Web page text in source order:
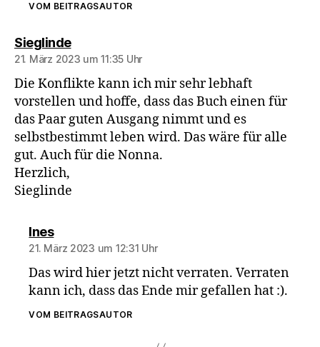
VOM BEITRAGSAUTOR
Sieglindesagt:
21. März 2023 um 11:35 Uhr
Die Konflikte kann ich mir sehr lebhaft
vorstellen und hoffe, dass das Buch einen für
das Paar guten Ausgang nimmt und es
selbstbestimmt leben wird. Das wäre für alle
gut. Auch für die Nonna.
Herzlich,
Sieglinde
Inessagt:
21. März 2023 um 12:31 Uhr
Das wird hier jetzt nicht verraten. Verraten
kann ich, dass das Ende mir gefallen hat :).
VOM BEITRAGSAUTOR